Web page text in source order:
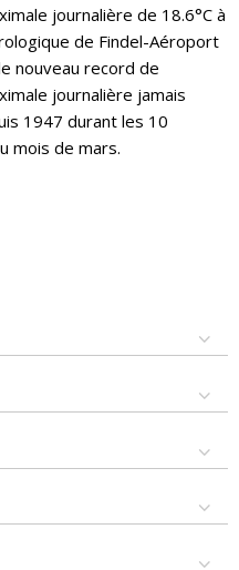
journalière de 18.6°C à
de Findel-Aéroport
nouveau record de
journalière jamais
1947 durant les 10
mois de mars.